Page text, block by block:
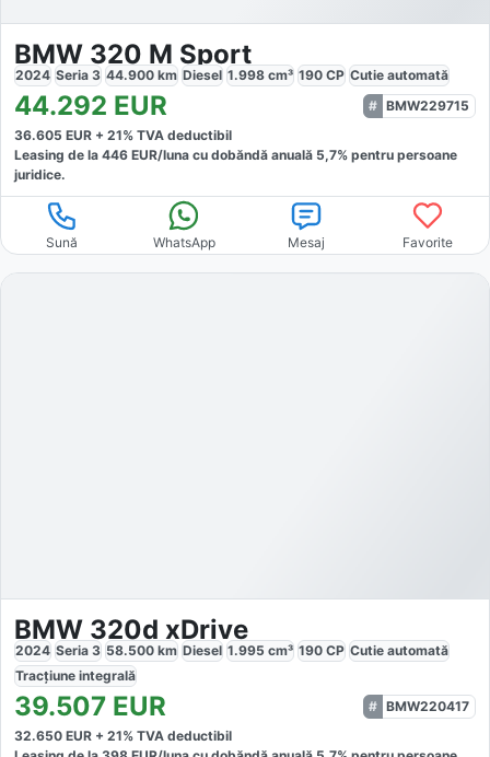
BMW 320 M Sport
2024 Seria 3 44.900 km Diesel 1.998 cm³ 190 CP Cutie automată
44.292 EUR
BMW229715
36.605 EUR + 21% TVA deductibil
Leasing de la 446 EUR/luna cu dobăndă anuală 5,7% pentru persoane
juridice.
Sună WhatsApp Mesaj Favorite
BMW 320d xDrive
2024 Seria 3 58.500 km Diesel 1.995 cm³ 190 CP Cutie automată
Tracțiune integrală
39.507 EUR
BMW220417
32.650 EUR + 21% TVA deductibil